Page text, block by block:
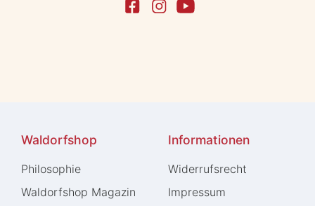
Waldorfshop
Philosophie
Waldorfshop Magazin
Informationen
Widerrufs­recht
Impressum